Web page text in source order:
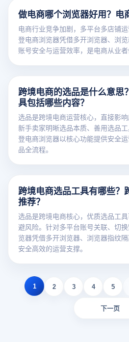
做电商哪个浏览器好用？电
电商行业竞争加剧，多平台多店铺
登电商浏览器凭借多开浏览器、浏
账号安全与运营效率，是电商从业者
跨境电商的选品是什么意思
具包括哪些内容？
选品是跨境电商运营核心，直接影响
新手卖家明晰选品本质、善用选品
登电商浏览器以核心功能提供安全
品全流程。
跨境电商选品工具有哪些？
推荐？
选品是跨境电商核心，优质选品工
避风险。针对多平台账号关联、切
览器凭借多开浏览器、浏览器指纹
安全高效的运营支撑。
1 2 3 4 5
下一页